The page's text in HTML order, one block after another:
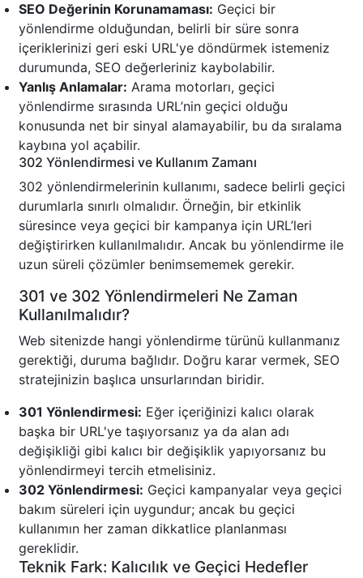
SEO Değerinin Korunamaması: Geçici bir
yönlendirme olduğundan, belirli bir süre sonra
içeriklerinizi geri eski URL'ye döndürmek istemeniz
durumunda, SEO değerleriniz kaybolabilir.
Yanlış Anlamalar: Arama motorları, geçici
yönlendirme sırasında URL’nin geçici olduğu
konusunda net bir sinyal alamayabilir, bu da sıralama
kaybına yol açabilir.
302 Yönlendirmesi ve Kullanım Zamanı
302 yönlendirmelerinin kullanımı, sadece belirli geçici
durumlarla sınırlı olmalıdır. Örneğin, bir etkinlik
süresince veya geçici bir kampanya için URL’leri
değiştirirken kullanılmalıdır. Ancak bu yönlendirme ile
uzun süreli çözümler benimsememek gerekir.
301 ve 302 Yönlendirmeleri Ne Zaman
Kullanılmalıdır?
Web sitenizde hangi yönlendirme türünü kullanmanız
gerektiği, duruma bağlıdır. Doğru karar vermek, SEO
stratejinizin başlıca unsurlarından biridir.
301 Yönlendirmesi: Eğer içeriğinizi kalıcı olarak
başka bir URL'ye taşıyorsanız ya da alan adı
değişikliği gibi kalıcı bir değişiklik yapıyorsanız bu
yönlendirmeyi tercih etmelisiniz.
302 Yönlendirmesi: Geçici kampanyalar veya geçici
bakım süreleri için uygundur; ancak bu geçici
kullanımın her zaman dikkatlice planlanması
gereklidir.
Teknik Fark: Kalıcılık ve Geçici Hedefler